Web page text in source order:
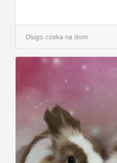
Długo czeka na dom